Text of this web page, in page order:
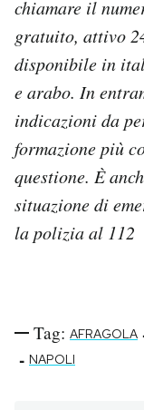
chiamare il
gratuito, attivo
disponibile in
e arabo. In
indicazioni da
formazione più
questione. È
situazione di
la polizia al 112
Tag: AFRAGOLA
- NAPOLI